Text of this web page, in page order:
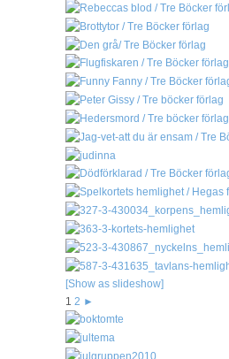
[Show as slideshow]
1 2 ►